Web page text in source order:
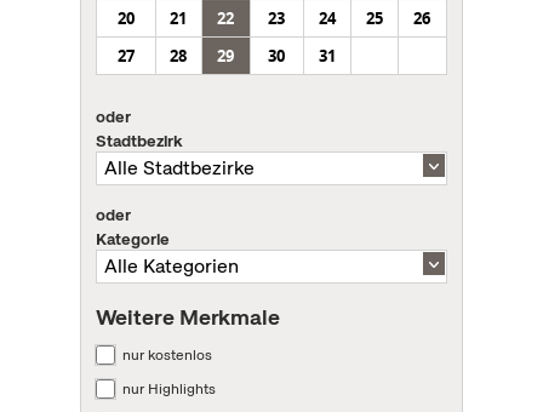
20
21 22 23 24 25
26
27
28 29 30 31
oder
Stadtbezirk
oder
Kategorie
Weitere Merkmale
nur kostenlos
nur Highlights